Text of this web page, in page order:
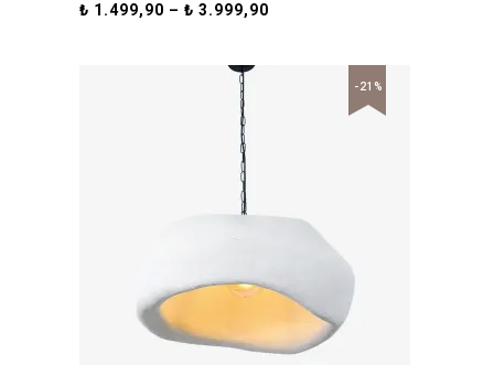
₺ 1.499,90 –₺ 3.999,90
-21%